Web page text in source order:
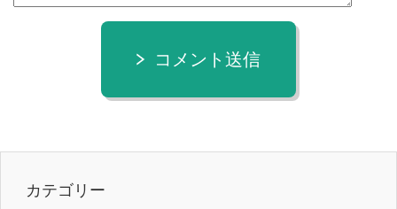
コメント送信
カテゴリー